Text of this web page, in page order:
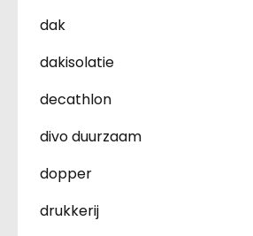
dak
dakisolatie
decathlon
divo duurzaam
dopper
drukkerij